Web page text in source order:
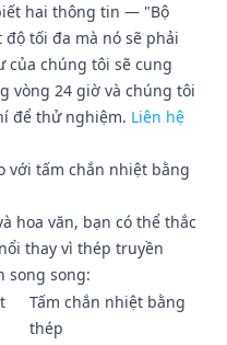
hai thông tin — "Bộ
độ tối đa mà nó sẽ phải
của chúng tôi sẽ cung
vòng 24 giờ và chúng tôi
để thử nghiệm. Liên hệ
với tấm chắn nhiệt bằng
hoa văn, bạn có thể thắc
thay vì thép truyền
song song:
Tấm chắn nhiệt bằng
thép